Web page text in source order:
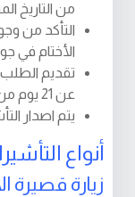
من التاريخ
الأختام في
تقديم
عن 21 يوم من موعد السفر.
يتم اصدار التأشيرة
أنواع
زيارة قصيرة